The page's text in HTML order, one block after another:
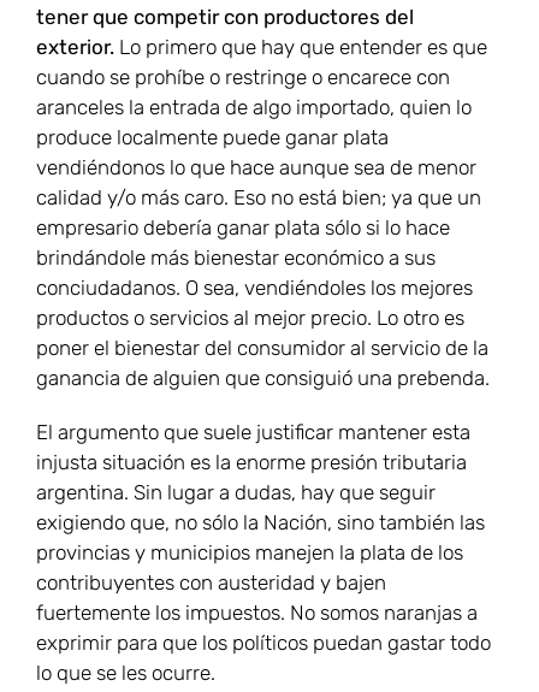
tener que competir con productores del
exterior. Lo primero que hay que entender es que
cuando se prohíbe o restringe o encarece con
aranceles la entrada de algo importado, quien lo
produce localmente puede ganar plata
vendiéndonos lo que hace aunque sea de menor
calidad y/o más caro. Eso no está bien; ya que un
empresario debería ganar plata sólo si lo hace
brindándole más bienestar económico a sus
conciudadanos. O sea, vendiéndoles los mejores
productos o servicios al mejor precio. Lo otro es
poner el bienestar del consumidor al servicio de la
ganancia de alguien que consiguió una prebenda.
El argumento que suele justificar mantener esta
injusta situación es la enorme presión tributaria
argentina. Sin lugar a dudas, hay que seguir
exigiendo que, no sólo la Nación, sino también las
provincias y municipios manejen la plata de los
contribuyentes con austeridad y bajen
fuertemente los impuestos. No somos naranjas a
exprimir para que los políticos puedan gastar todo
lo que se les ocurre.